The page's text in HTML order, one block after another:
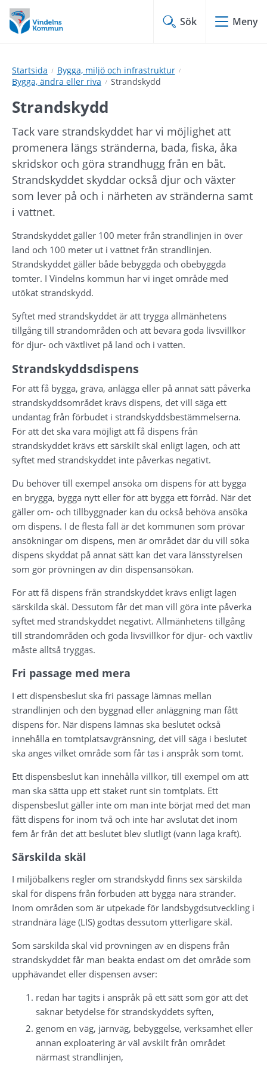
Hoppa
till
innehåll
Hoppa
till
undermeny
Sök Meny
Startsida
Bygga, miljö och infrastruktur
Bygga, ändra eller riva
Strandskydd
Strandskydd
Tack vare strandskyddet har vi möjlighet att
promenera längs stränderna, bada, fiska, åka
skridskor och göra strandhugg från en båt.
Strandskyddet skyddar också djur och växter
som lever på och i närheten av stränderna samt
i vattnet.
Strandskyddet gäller 100 meter från strandlinjen in över
land och 100 meter ut i vattnet från strandlinjen.
Strandskyddet gäller både bebyggda och obebyggda
tomter. I Vindelns kommun har vi inget område med
utökat strandskydd.
Syftet med strandskyddet är att trygga allmänhetens
tillgång till strandområden och att bevara goda livsvillkor
för djur- och växtlivet på land och i vatten.
Strandskyddsdispens
För att få bygga, gräva, anlägga eller på annat sätt påverka
strandskyddsområdet krävs dispens, det vill säga ett
undantag från förbudet i strandskyddsbestämmelserna.
För att det ska vara möjligt att få dispens från
strandskyddet krävs ett särskilt skäl enligt lagen, och att
syftet med strandskyddet inte påverkas negativt.
Du behöver till exempel ansöka om dispens för att bygga
en brygga, bygga nytt eller för att bygga ett förråd. När det
gäller om- och tillbyggnader kan du också behöva ansöka
om dispens. I de flesta fall är det kommunen som prövar
ansökningar om dispens, men är området där du vill söka
dispens skyddat på annat sätt kan det vara länsstyrelsen
som gör prövningen av din dispensansökan.
För att få dispens från strandskyddet krävs enligt lagen
särskilda skäl. Dessutom får det man vill göra inte påverka
syftet med strandskyddet negativt. Allmänhetens tillgång
till strandområden och goda livsvillkor för djur- och växtliv
måste alltså tryggas.
Fri passage med mera
I ett dispensbeslut ska fri passage lämnas mellan
strandlinjen och den byggnad eller anläggning man fått
dispens för. När dispens lämnas ska beslutet också
innehålla en tomtplatsavgränsning, det vill säga i beslutet
ska anges vilket område som får tas i anspråk som tomt.
Ett dispensbeslut kan innehålla villkor, till exempel om att
man ska sätta upp ett staket runt sin tomtplats. Ett
dispensbeslut gäller inte om man inte börjat med det man
fått dispens för inom två och inte har avslutat det inom
fem år från det att beslutet blev slutligt (vann laga kraft).
Särskilda skäl
I miljöbalkens regler om strandskydd finns sex särskilda
skäl för dispens från förbuden att bygga nära stränder.
Inom områden som är utpekade för landsbygdsutveckling i
strandnära läge (LIS) godtas dessutom ytterligare skäl.
Som särskilda skäl vid prövningen av en dispens från
strandskyddet får man beakta endast om det område som
upphävandet eller dispensen avser:
redan har tagits i anspråk på ett sätt som gör att det
saknar betydelse för strandskyddets syften,
genom en väg, järnväg, bebyggelse, verksamhet eller
annan exploatering är väl avskilt från området
närmast strandlinjen,